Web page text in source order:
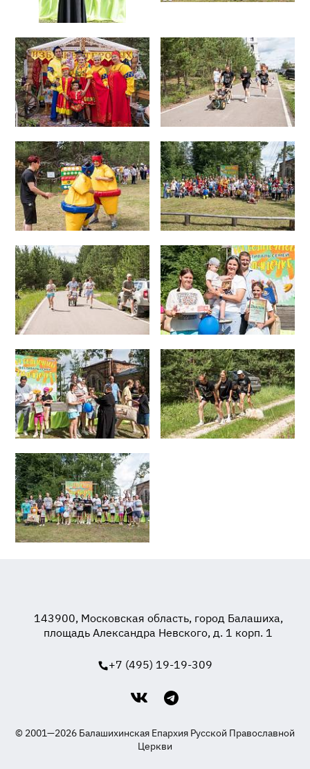
143900, Московская область, город Балашиха,
площадь Александра Невского, д. 1 корп. 1
+7 (495) 19-19-309
© 2001—2026 Балашихинская Епархия Русской Православной
Церкви